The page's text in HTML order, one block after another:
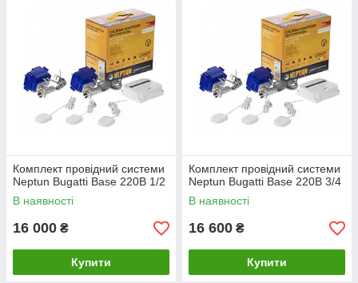
Комплект провідний системи
Neptun Bugatti Base 220B 1/2
В наявності
16 000 ₴
Купити
Комплект провідний системи
Neptun Bugatti Base 220B 3/4
В наявності
16 600 ₴
Купити